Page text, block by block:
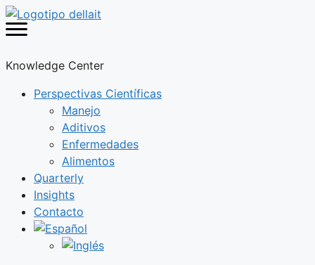
Saltar
al
Knowledge Center
Perspectivas Científicas
Manejo
Aditivos
Enfermedades
Alimentos
Quarterly
Insights
Contacto